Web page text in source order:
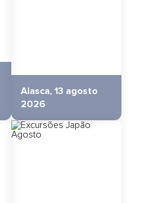
Alasca, 13 agosto
2026